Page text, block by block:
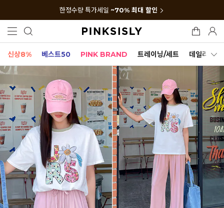
한정수량 특가세일 ~70% 최대 할인
신상8% 베스트50 PINK BRAND 트레이닝/세트 데일리세트